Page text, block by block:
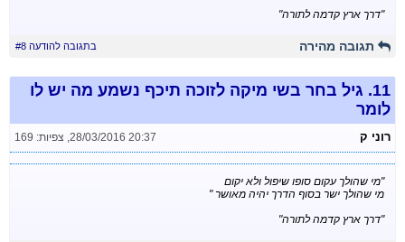
"דרך ארץ קדמה לתורה"
תגובה מהירה בתגובה להודעה #8
11. גיל בחר בשי מיקה לזוכה תיכף נשמע מה יש לו
לומר
רוני ק 28/03/2016 20:37
, צפיות: 169
"מי שהולך עקום סופו שיפול ולא יקום
מי שהולך ישר בסוף הדרך יהיה מאושר "
"דרך ארץ קדמה לתורה"